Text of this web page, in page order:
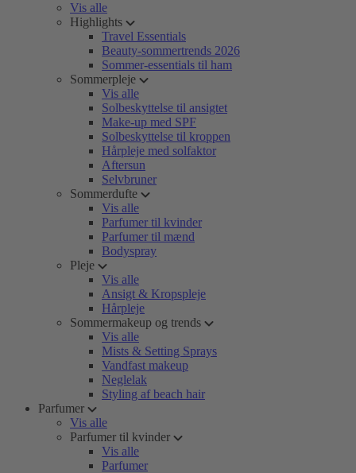
Vis alle
Highlights
Travel Essentials
Beauty-sommertrends 2026
Sommer-essentials til ham
Sommerpleje
Vis alle
Solbeskyttelse til ansigtet
Make-up med SPF
Solbeskyttelse til kroppen
Hårpleje med solfaktor
Aftersun
Selvbruner
Sommerdufte
Vis alle
Parfumer til kvinder
Parfumer til mænd
Bodyspray
Pleje
Vis alle
Ansigt & Kropspleje
Hårpleje
Sommermakeup og trends
Vis alle
Mists & Setting Sprays
Vandfast makeup
Neglelak
Styling af beach hair
Parfumer
Vis alle
Parfumer til kvinder
Vis alle
Parfumer